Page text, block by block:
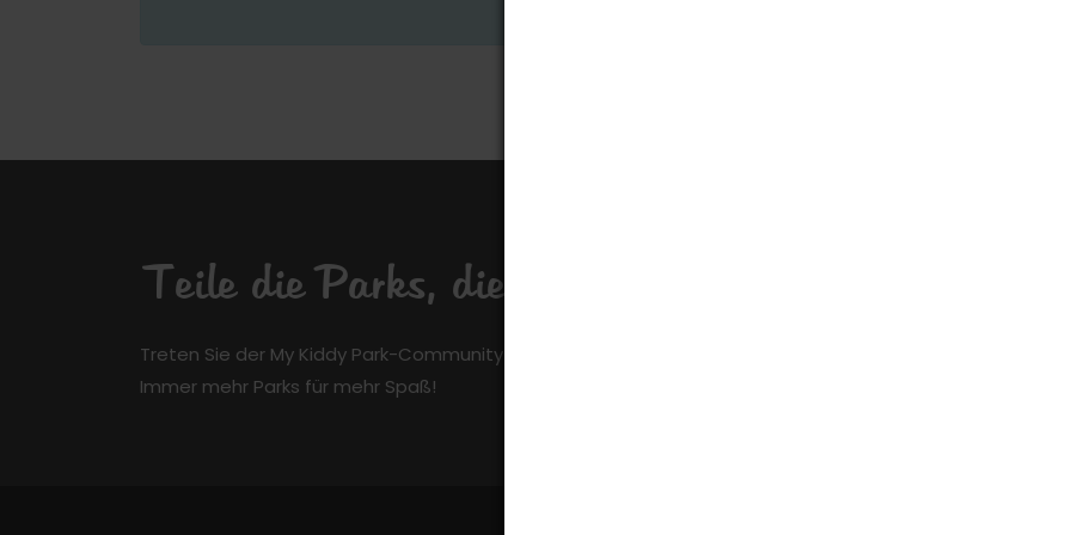
Teile die Parks, die du kennst
Treten Sie der My Kiddy Park-Community kostenlos bei und machen Sie einen Unterschied!
Immer mehr Parks für mehr Spaß!